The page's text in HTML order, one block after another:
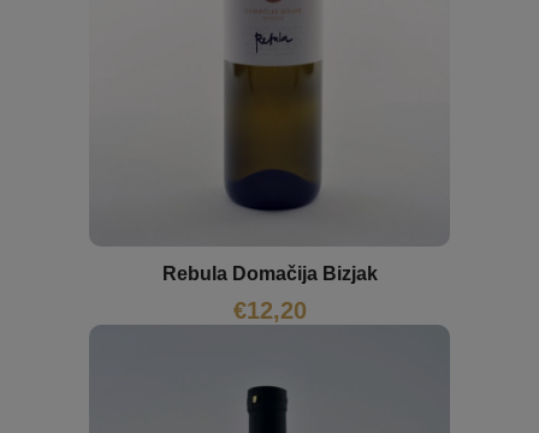
Rebula Domačija Bizjak
€12,20